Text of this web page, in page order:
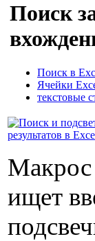
Поиск
Поиск в
Ячейки
текстовые
Макрос
ищет